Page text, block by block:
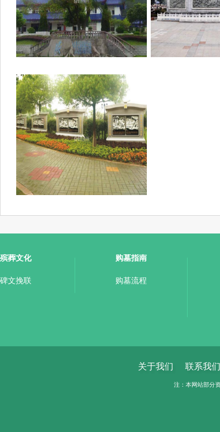
殡葬文化
碑文挽联
购墓指南
购墓流程
关于我们 联系我们
注：本网站部分